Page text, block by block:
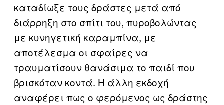
καταδίωξε τους δράστες μετά από
διάρρηξη στο σπίτι του, πυροβολώντας
με κυνηγετική καραμπίνα, με
αποτέλεσμα οι σφαίρες να
τραυματίσουν θανάσιμα το παιδί που
βρισκόταν κοντά. Η άλλη εκδοχή
αναφέρει πως ο φερόμενος ως δράστης